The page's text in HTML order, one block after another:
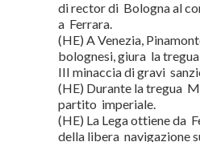
di rector di Bologna al
a Ferrara.
(HE) A Venezia,
bolognesi, giura la
III minaccia di gravi
(HE) Durante la tregua
partito imperiale.
(HE) La Lega ottiene da
della libera navigazione